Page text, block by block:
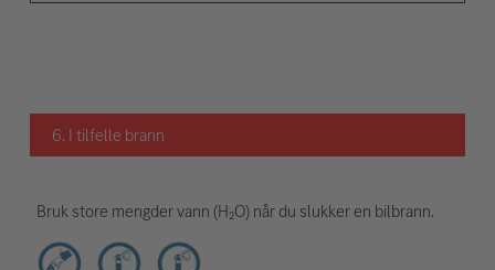
6. I tilfelle brann
Bruk store mengder vann (H₂O) når du slukker en bilbrann.